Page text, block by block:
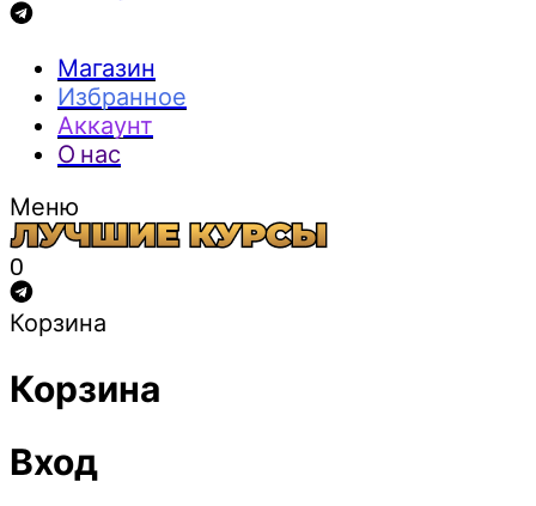
Магазин
Избранное
Аккаунт
О нас
Меню
0
Корзина
Корзина
Вход